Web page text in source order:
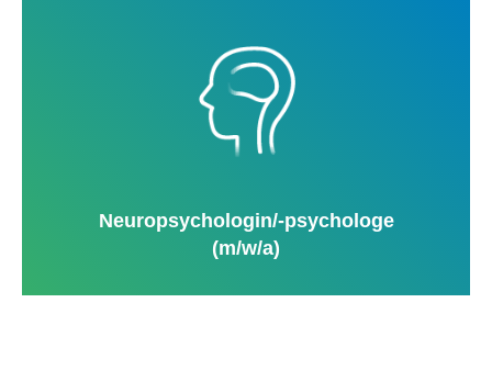
Neuropsychologin/-psychologe
(m/w/a)